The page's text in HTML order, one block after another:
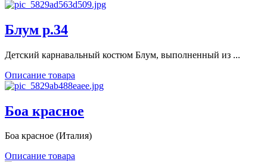
Блум р.34
Детский карнавальный костюм Блум, выполненный из ...
Описание товара
Боа красное
Боа красное (Италия)
Описание товара